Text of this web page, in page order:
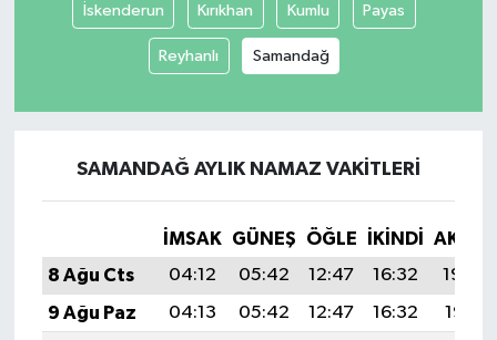
İskenderun Kırıkhan Kumlu Payas
Reyhanlı Samandağ
SAMANDAĞ AYLIK NAMAZ VAKITLERI
İMSAK GÜNEŞ ÖĞLE İKINDI
8 Ağu Cts
04:12 05:42 12:47 16:32
19:42
9 Ağu Paz
04:13 05:42 12:47 16:32
19:41
KÜLTÜR-SANAT
MANŞET
OLAY
OTOMOTİV